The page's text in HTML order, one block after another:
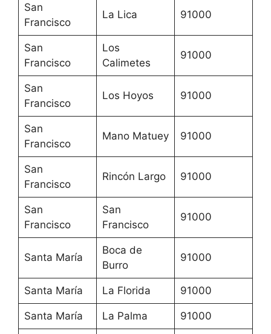
San
Francisco
La Lica 91000
San
Francisco
Los
Calimetes
91000
San
Francisco
Los Hoyos 91000
San
Francisco
Mano Matuey 91000
San
Francisco
Rincón Largo 91000
San
Francisco
San
Francisco
91000
Santa María
Boca de
Burro
91000
Santa María La Florida 91000
Santa María La Palma 91000